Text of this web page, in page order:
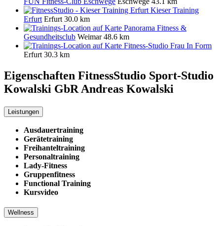
Kieser Training
Erfurt Erfurt 30.0 km
Panorama Fitness &
Gesundheitsclub Weimar 48.6 km
Fitness-Studio Frau In Form
Erfurt 30.3 km
Eigenschaften FitnessStudio Sport-Studio
Kowalski GbR Andreas Kowalski
Leistungen
Ausdauertraining
Gerätetraining
Freihanteltraining
Personaltraining
Lady-Fitness
Gruppenfitness
Functional Training
Kursvideo
Wellness